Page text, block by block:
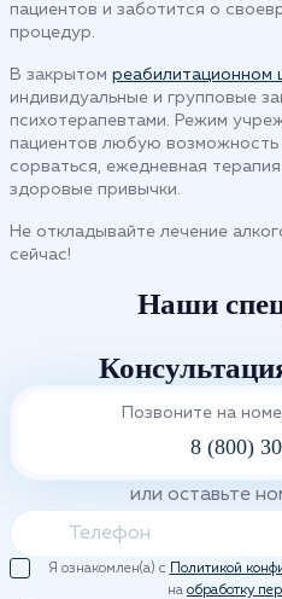
пациентов и заботится о
процедур.
В закрытом реабилитационном
индивидуальные и групповые
психотерапевтами. Режим
пациентов любую возможность
сорваться, ежедневная
здоровые привычки.
Не откладывайте лечение
сейчас!
Наши
Позвоните на
8 (800)
или оставьте
Я ознакомлен(а) с Политикой
на обработку